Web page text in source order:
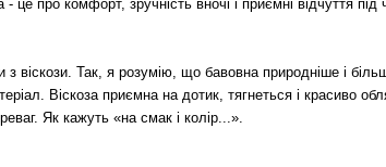
про комфорт, зручність вночі і приємні відчуття під
віскози. Так, я розумію, що бавовна природніше і
Віскоза приємна на дотик, тягнеться і красиво
Як кажуть «на смак і колір...».